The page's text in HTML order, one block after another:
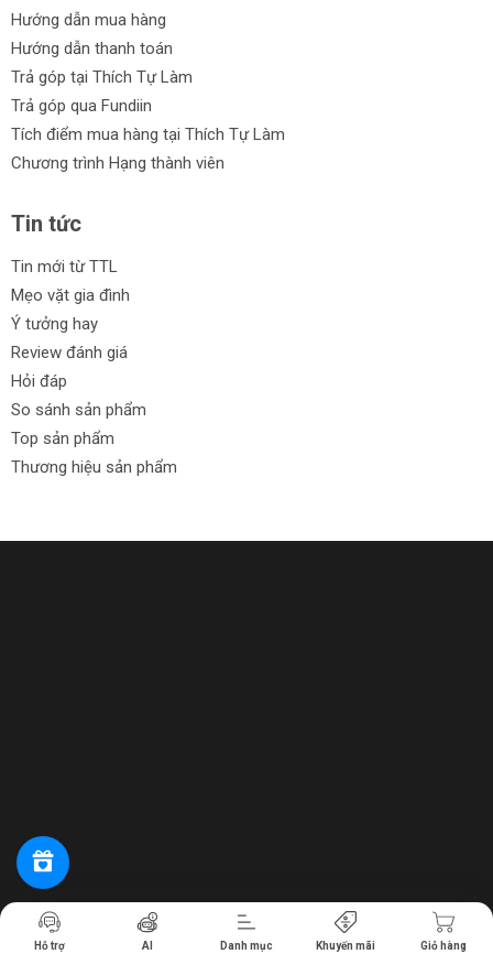
Hướng dẫn mua hàng
Hướng dẫn thanh toán
Trả góp tại Thích Tự Làm
Trả góp qua Fundiin
Tích điểm mua hàng tại Thích Tự Làm
Chương trình Hạng thành viên
Tin tức
Tin mới từ TTL
Mẹo vặt gia đình
Ý tưởng hay
Review đánh giá
Hỏi đáp
So sánh sản phẩm
Top sản phẩm
Thương hiệu sản phẩm
Tiến hành thanh toán
Hỗ trợ AI Danh mục Khuyến mãi Giỏ hàng